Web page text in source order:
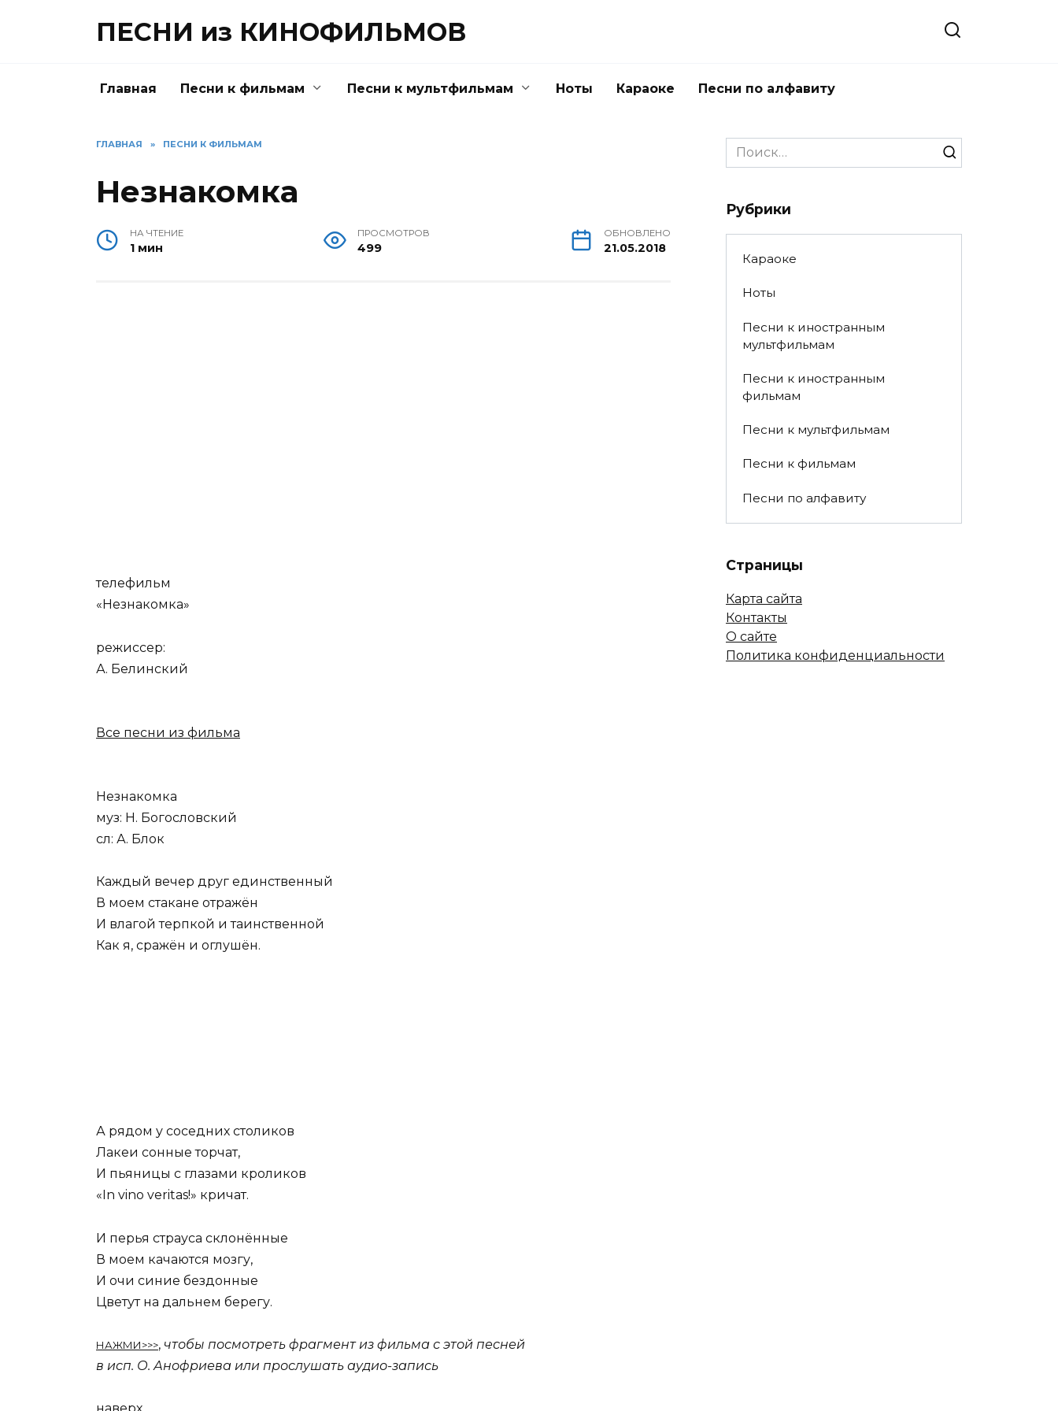
ПЕСНИ из КИНОФИЛЬМОВ
Главная Песни к фильмам Песни к мультфильмам Ноты Караоке Песни по алфавиту
ГЛАВНАЯ » ПЕСНИ К ФИЛЬМАМ
Незнакомка
НА ЧТЕНИЕ
1 мин
ПРОСМОТРОВ
499
ОБНОВЛЕНО
21.05.2018
телефильм
«Незнакомка»
режиссер:
А. Белинский
Все песни из фильма
Незнакомка
муз: Н. Богословский
сл: А. Блок
Каждый вечер друг единственный
В моем стакане отражён
И влагой терпкой и таинственной
Как я, сражён и оглушён.
А рядом у соседних столиков
Лакеи сонные торчат,
И пьяницы с глазами кроликов
«In vino veritas!» кричат.
И перья страуса склонённые
В моем качаются мозгу,
И очи синие бездонные
Цветут на дальнем берегу.
НАЖМИ>>>, чтобы посмотреть фрагмент из фильма с этой песней
в исп. О. Анофриева или прослушать аудио-запись
Search
for:
Рубрики
Караоке
Ноты
Песни к иностранным
мультфильмам
Песни к иностранным
фильмам
Песни к мультфильмам
Песни к фильмам
Песни по алфавиту
Страницы
Карта сайта
Контакты
О сайте
Политика конфиденциальности